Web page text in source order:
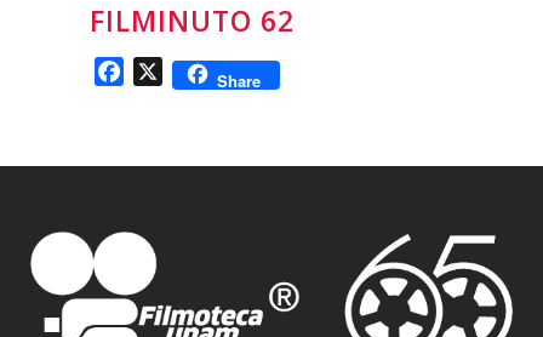
FILMINUTO 62
Facebook
X Share